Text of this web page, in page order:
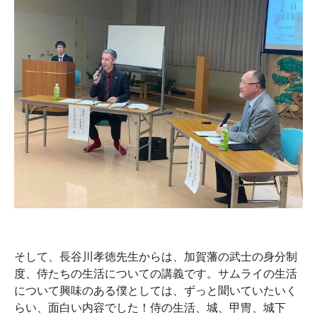
そして、長谷川孝徳先生からは、加賀藩の武士の身分制
度、侍たちの生活についての講義です。サムライの生活
について興味のある僕としては、ずっと聞いていたいく
らい、面白い内容でした！侍の生活、城、甲冑、城下